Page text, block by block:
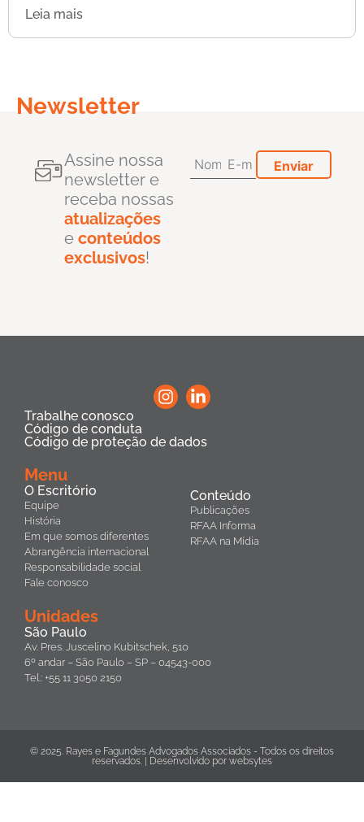
Leia mais
Newsletter
Assine nossa
newsletter e
receba nossas
atualizações
e conteúdos
exclusivos!
Trabalhe conosco
Código de conduta
Código de proteção de dados
Menu
O Escritório
Equipe
História
Em que somos diferentes
Abrangência internacional
Responsabilidade social
Fale conosco
Conteúdo
Publicações
RFAA Informa
RFAA na Mídia
Unidades
São Paulo
Av. Pres. Juscelino Kubitschek, 510
6º andar – São Paulo – SP – 04543-000
Tel.: +55 11 3050 2150
© 2025. Rayes e Fagundes Advogados Associados - Todos os direitos
reservados. | Desenvolvido por websytes